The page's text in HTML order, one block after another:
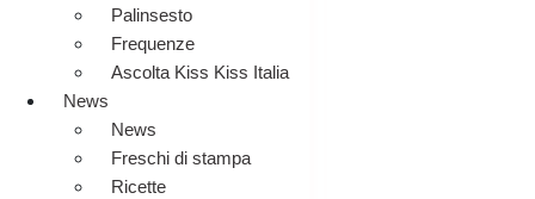
Palinsesto
Frequenze
Ascolta Kiss Kiss Italia
News
News
Freschi di stampa
Ricette